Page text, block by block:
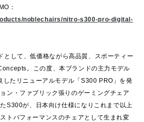
：
noblechairs/nitro-s300-pro-digital-
して、低価格ながら高品質、スポーティー
。この度、本ブランドの主力モデル
したリニューアルモデル「S300 PRO」を発
ン・ファブリック張りのゲーミングチェア
S300が、日本向け仕様になりこれまで以上
トパフォーマンスのチェアとして生まれ変